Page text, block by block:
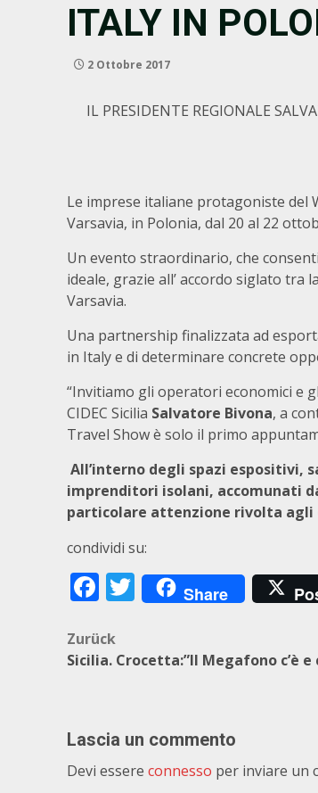
ITALY IN
2 Ottobre 2017
IL PRESIDENTE REGIONALE
Le imprese italiane protagoniste del
Varsavia, in Polonia, dal 20 al 22
Un evento straordinario, che
ideale, grazie all’ accordo siglato tra
Varsavia.
Una partnership finalizzata ad
in Italy e di determinare concrete
“Invitiamo gli operatori economici e
CIDEC Sicilia Salvatore Bivona, a
Travel Show è solo il primo
All’interno degli spazi espositivi,
imprenditori isolani, accomunati
particolare attenzione rivolta
condividi su:
Facebook
Twitter
Share
Beitragsnavigation
Zurück
Sicilia. Crocetta:”Il Megafono c’è e
Lascia un commento
Devi essere connesso per inviare un